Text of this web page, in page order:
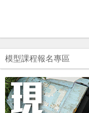
模型課程報名專區